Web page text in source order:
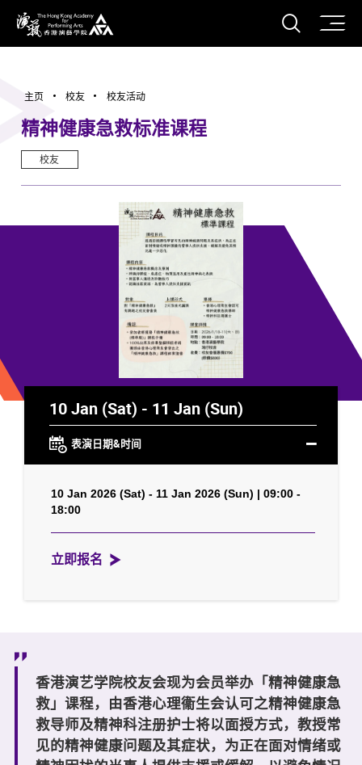
香港演艺学院
打开
主页 校友 校友活动
精神健康急救标准课程
校友
10 Jan (Sat) - 11 Jan (Sun)
表演日期&时间
10 Jan 2026 (Sat) - 11 Jan 2026 (Sun) | 09:00 -
18:00
立即报名
香港演艺学院校友会现为会员举办「精神健康急
救」课程，由香港心理衞生会认可之精神健康急
救导师及精神科注册护士将以面授方式，教授常
见的精神健康问题及其症状，为正在面对情绪或